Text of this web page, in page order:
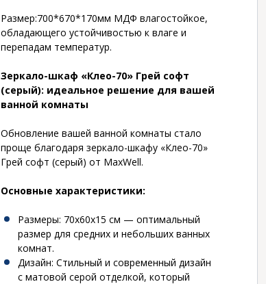
Размер:700*670*170мм МДФ влагостойкое,
обладающего устойчивостью к влаге и
перепадам температур.
Зеркало-шкаф «Клео-70» Грей софт
(серый): идеальное решение для вашей
ванной комнаты
Обновление вашей ванной комнаты стало
проще благодаря зеркало-шкафу «Клео-70»
Грей софт (серый) от MaxWell.
Основные характеристики:
Размеры: 70x60x15 см — оптимальный
размер для средних и небольших ванных
комнат.
Дизайн: Стильный и современный дизайн
с матовой серой отделкой, который